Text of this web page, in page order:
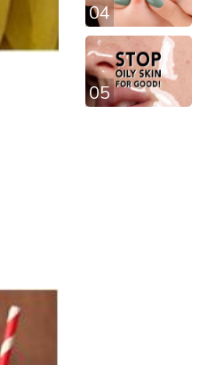
04
05